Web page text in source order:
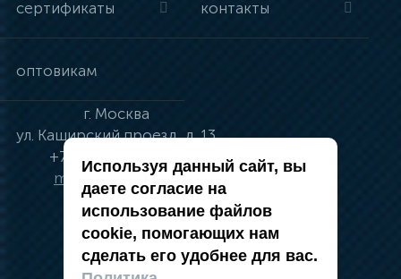
сертификаты контакты
оптовикам
г. Москва
ул. Каширский проезд, д. 13
+7 (495) 134-41-83
moskva@vincci.ru
политика в отношении обработки
Используя данный сайт, вы
даете согласие на
использование файлов
cookie, помогающих нам
сделать его удобнее для вас.